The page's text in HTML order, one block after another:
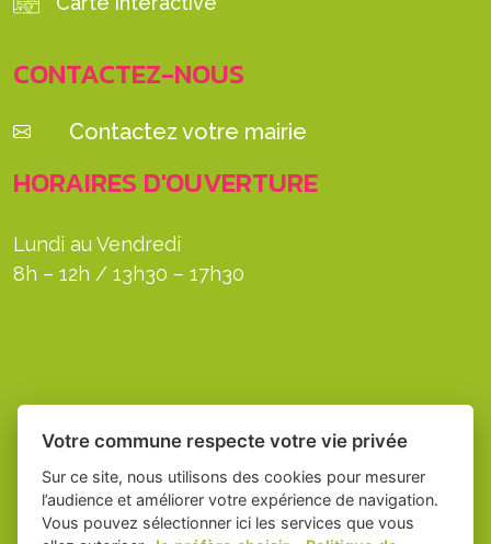
CONTACTEZ-NOUS
Contactez votre mairie
HORAIRES D'OUVERTURE
Lundi au Vendredi
8h – 12h / 13h30 – 17h30
Votre commune respecte votre vie privée
Sur ce site, nous utilisons des cookies pour mesurer
l’audience et améliorer votre expérience de navigation.
Vous pouvez sélectionner ici les services que vous